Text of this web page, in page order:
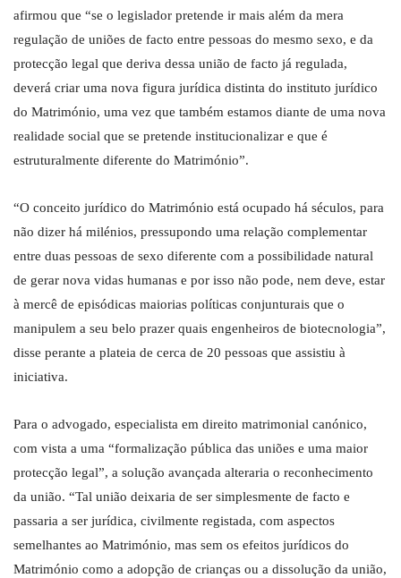
afirmou que “se o legislador pretende ir mais além da mera
regulação de uniões de facto entre pessoas do mesmo sexo, e da
protecção legal que deriva dessa união de facto já regulada,
deverá criar uma nova figura jurídica distinta do instituto jurídico
do Matrimónio, uma vez que também estamos diante de uma nova
realidade social que se pretende institucionalizar e que é
estruturalmente diferente do Matrimónio”.
“O conceito jurídico do Matrimónio está ocupado há séculos, para
não dizer há milénios, pressupondo uma relação complementar
entre duas pessoas de sexo diferente com a possibilidade natural
de gerar nova vidas humanas e por isso não pode, nem deve, estar
à mercê de episódicas maiorias políticas conjunturais que o
manipulem a seu belo prazer quais engenheiros de biotecnologia”,
disse perante a plateia de cerca de 20 pessoas que assistiu à
iniciativa.
Para o advogado, especialista em direito matrimonial canónico,
com vista a uma “formalização pública das uniões e uma maior
protecção legal”, a solução avançada alteraria o reconhecimento
da união. “Tal união deixaria de ser simplesmente de facto e
passaria a ser jurídica, civilmente registada, com aspectos
semelhantes ao Matrimónio, mas sem os efeitos jurídicos do
Matrimónio como a adopção de crianças ou a dissolução da união,